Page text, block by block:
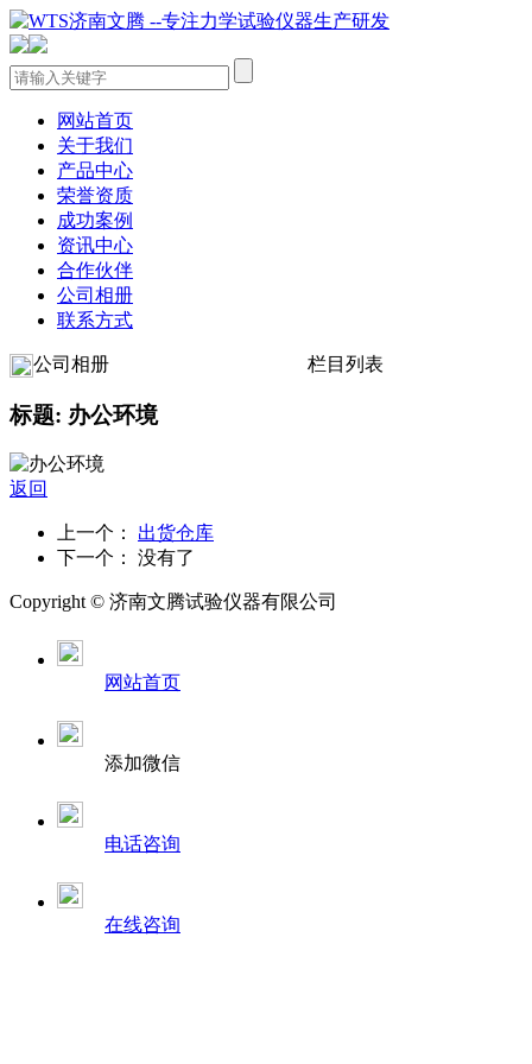
网站首页
关于我们
产品中心
荣誉资质
成功案例
资讯中心
合作伙伴
公司相册
联系方式
公司相册 栏目列表
标题: 办公环境
返回
上一个： 出货仓库
下一个： 没有了
Copyright © 济南文腾试验仪器有限公司
网站首页
添加微信
电话咨询
在线咨询